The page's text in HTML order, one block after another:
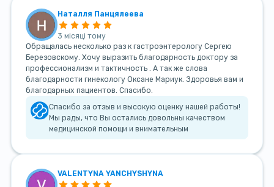
Наталля Панцялеева
3 місяці тому
Обращалась несколько раз к гастроэнтерологу Сергею
Березовскому. Хочу выразить благодарность доктору за
профессионализм и тактичность . А так же слова
благодарности гинекологу Оксане Мариук. Здоровья вам и
благодарных пациентов. Спасибо.
Спасибо за отзыв и высокую оценку нашей работы!
Мы рады, что Вы остались довольны качеством
медицинской помощи и внимательным
VALENTYNA YANCHYSHYNA